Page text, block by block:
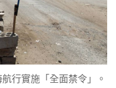
行實施「全面禁令」。